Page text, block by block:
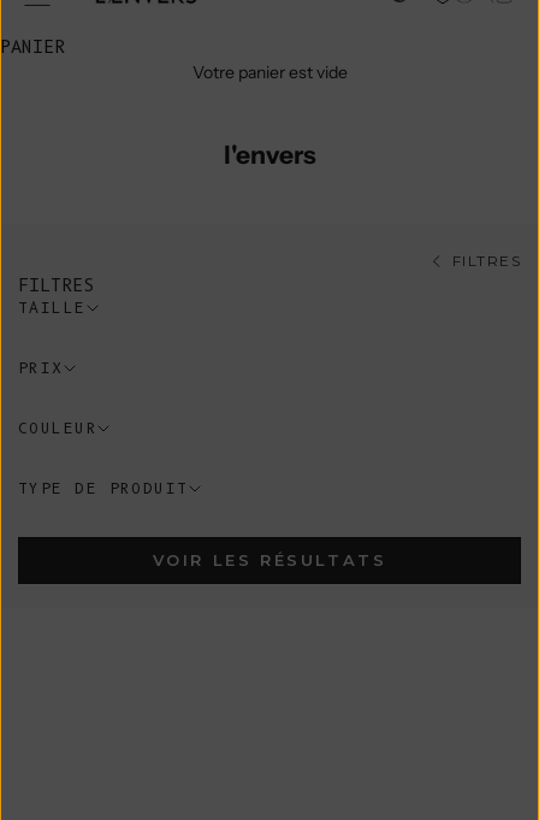
PANIER
Votre panier est vide
l'envers
FILTRES
FILTRES
TAILLE
PRIX
COULEUR
TYPE DE PRODUIT
VOIR LES RÉSULTATS